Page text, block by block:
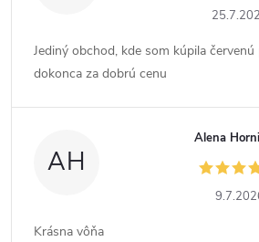
Jediný obchod, kde som kúpila
dokonca za dobrú cenu
AH
Alena
Krásna vôňa